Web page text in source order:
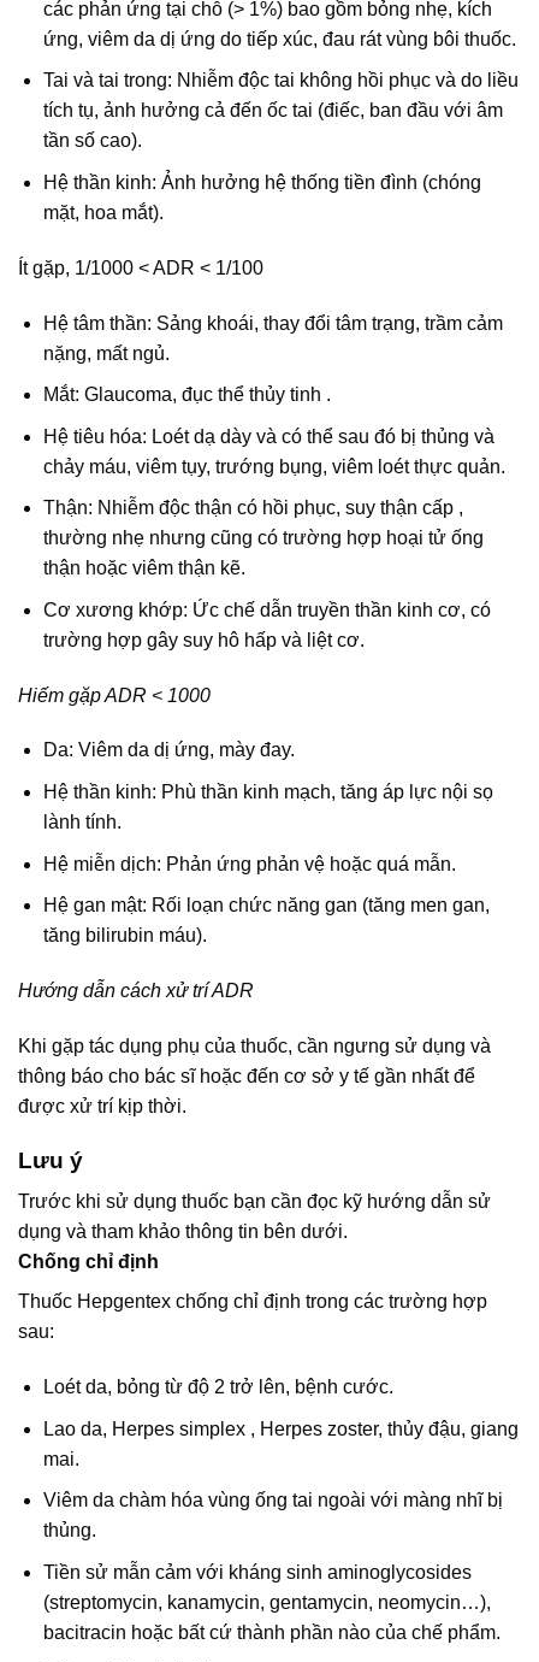
các phản ứng tại chỗ (> 1%) bao gồm bỏng nhẹ, kích
ứng, viêm da dị ứng do tiếp xúc, đau rát vùng bôi thuốc.
Tai và tai trong: Nhiễm độc tai không hồi phục và do liều
tích tụ, ảnh hưởng cả đến ốc tai (điếc, ban đầu với âm
tần số cao).
Hệ thần kinh: Ảnh hưởng hệ thống tiền đình (chóng
mặt, hoa mắt).
Ít gặp, 1/1000 < ADR < 1/100
Hệ tâm thần: Sảng khoái, thay đổi tâm trạng, trầm cảm
nặng, mất ngủ.
Mắt: Glaucoma, đục thể thủy tinh .
Hệ tiêu hóa: Loét dạ dày và có thể sau đó bị thủng và
chảy máu, viêm tụy, trướng bụng, viêm loét thực quản.
Thận: Nhiễm độc thận có hồi phục, suy thận cấp ,
thường nhẹ nhưng cũng có trường hợp hoại tử ống
thận hoặc viêm thận kẽ.
Cơ xương khớp: Ức chế dẫn truyền thần kinh cơ, có
trường hợp gây suy hô hấp và liệt cơ.
Hiếm gặp ADR < 1000
Da: Viêm da dị ứng, mày đay.
Hệ thần kinh: Phù thần kinh mạch, tăng áp lực nội sọ
lành tính.
Hệ miễn dịch: Phản ứng phản vệ hoặc quá mẫn.
Hệ gan mật: Rối loạn chức năng gan (tăng men gan,
tăng bilirubin máu).
Hướng dẫn cách xử trí ADR
Khi gặp tác dụng phụ của thuốc, cần ngưng sử dụng và
thông báo cho bác sĩ hoặc đến cơ sở y tế gần nhất để
được xử trí kịp thời.
Lưu ý
Trước khi sử dụng thuốc bạn cần đọc kỹ hướng dẫn sử
dụng và tham khảo thông tin bên dưới.
Chống chỉ định
Thuốc Hepgentex chống chỉ định trong các trường hợp
sau:
Loét da, bỏng từ độ 2 trở lên, bệnh cước.
Lao da, Herpes simplex , Herpes zoster, thủy đậu, giang
mai.
Viêm da chàm hóa vùng ống tai ngoài với màng nhĩ bị
thủng.
Tiền sử mẫn cảm với kháng sinh aminoglycosides
(streptomycin, kanamycin, gentamycin, neomycin…),
bacitracin hoặc bất cứ thành phần nào của chế phẩm.